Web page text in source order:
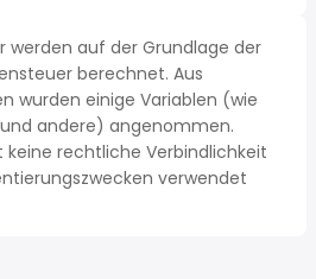
werden auf der Grundlage der
berechnet. Aus
wurden einige Variablen (wie
und andere) angenommen.
keine rechtliche Verbindlichkeit
verwendet